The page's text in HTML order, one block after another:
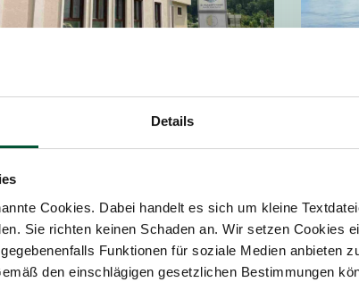
Details
Cookies. Dabei handelt es sich um kleine
Sie richten keinen Schaden an. Wir setzen Cookies
Funktionen für soziale Medien anbieten
den einschlägigen gesetzlichen Bestimmungen
group.at
5 9975 3180
Liese Prokop Straße 4, 3180 Lilienfeld
- Fr 08:00 - 13:00
Linz